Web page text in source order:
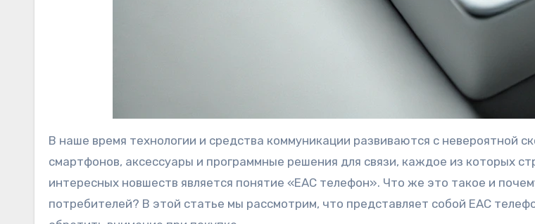
В наше время технологии и средства коммуникации развиваются с невероятной
смартфонов, аксессуары и программные решения для связи, каждое из которых
интересных новшеств является понятие «EAC телефон». Что же это такое и
потребителей? В этой статье мы рассмотрим, что представляет собой EAC